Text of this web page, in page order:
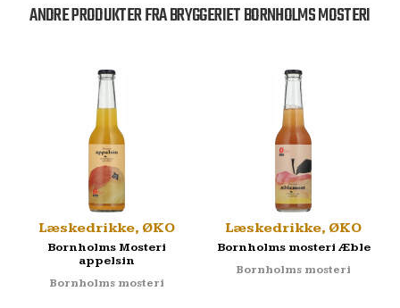
ANDRE PRODUKTER FRA BRYGGERIET BORNHOLMS MOSTERI
Læskedrikke, ØKO
Bornholms Mosteri
appelsin
Bornholms mosteri
Læskedrikke, ØKO
Bornholms mosteri Æble
Bornholms mosteri